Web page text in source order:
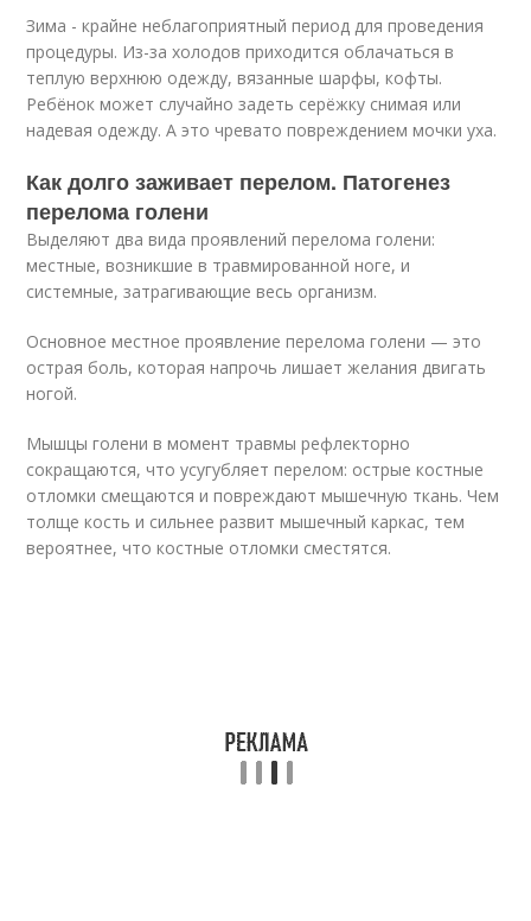
Зима - крайне неблагоприятный период для проведения
процедуры. Из-за холодов приходится облачаться в
теплую верхнюю одежду, вязанные шарфы, кофты.
Ребёнок может случайно задеть серёжку снимая или
надевая одежду. А это чревато повреждением мочки уха.
Как долго заживает перелом. Патогенез
перелома голени
Выделяют два вида проявлений перелома голени:
местные, возникшие в травмированной ноге, и
системные, затрагивающие весь организм.
Основное местное проявление перелома голени — это
острая боль, которая напрочь лишает желания двигать
ногой.
Мышцы голени в момент травмы рефлекторно
сокращаются, что усугубляет перелом: острые костные
отломки смещаются и повреждают мышечную ткань. Чем
толще кость и сильнее развит мышечный каркас, тем
вероятнее, что костные отломки сместятся.